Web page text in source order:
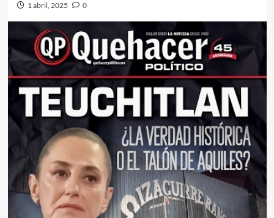
1 abril, 2025 0